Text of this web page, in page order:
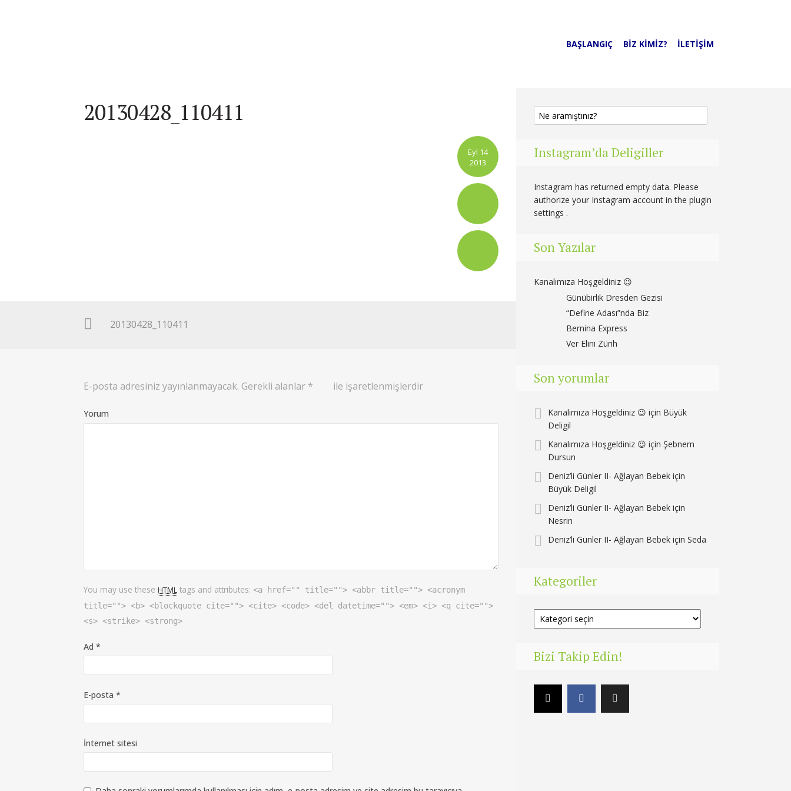
BAŞLANGIÇ BIZ KIMIZ? İLETIŞIM
20130428_110411
Eyl 14
2013
20130428_110411
E-posta adresiniz yayınlanmayacak. Gerekli alanlar * ile işaretlenmişlerdir
Yorum
You may use these HTML tags and attributes: <a href="" title=""> <abbr title=""> <acronym
title=""> <b> <blockquote cite=""> <cite> <code> <del datetime=""> <em> <i> <q cite="">
<s> <strike> <strong>
Ad *
E-posta *
İnternet sitesi
Instagram’da Deligiller
Instagram has returned empty data. Please
authorize your Instagram account in the plugin
settings .
Son Yazılar
Kanalımıza Hoşgeldiniz 😉
Günübirlik Dresden Gezisi
“Define Adası”nda Biz
Bernina Express
Ver Elini Zürih
Son yorumlar
Kanalımıza Hoşgeldiniz 😉 için Büyük
Deligil
Kanalımıza Hoşgeldiniz 😉 için Şebnem
Dursun
Deniz’li Günler II- Ağlayan Bebek için
Büyük Deligil
Deniz’li Günler II- Ağlayan Bebek için
Nesrin
Deniz’li Günler II- Ağlayan Bebek için Seda
Kategoriler
Kategoriler
Bizi Takip Edin!